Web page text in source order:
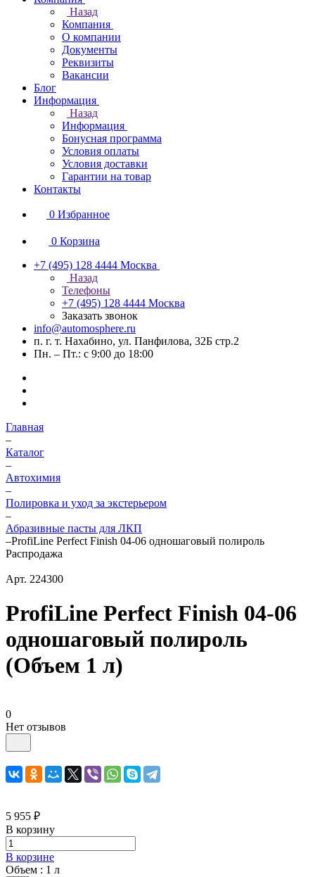
Назад
Компания
О компании
Документы
Реквизиты
Вакансии
Блог
Информация
Назад
Информация
Бонусная программа
Условия оплаты
Условия доставки
Гарантии на товар
Контакты
0 Избранное
0 Корзина
+7 (495) 128 4444 Москва
Назад
Телефоны
+7 (495) 128 4444 Москва
Заказать звонок
info@automosphere.ru
п. г. т. Нахабино, ул. Панфилова, 32Б стр.2
Пн. – Пт.: с 9:00 до 18:00
Главная
–
Каталог
–
Автохимия
–
Полировка и уход за экстерьером
–
Абразивные пасты для ЛКП
–ProfiLine Perfect Finish 04-06 одношаговый полироль
Распродажа
Арт. 224300
ProfiLine Perfect Finish 04-06
одношаговый полироль
(Объем 1 л)
0
Нет отзывов
5 955 ₽
В корзину
В корзине
Объем : 1 л